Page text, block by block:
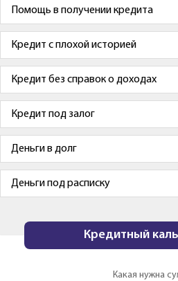
Помощь в получении кредита
Кредит с плохой историей
Кредит без справок о доходах
Кредит под залог
Деньги в долг
Деньги под расписку
Кредитный
Какая нужна